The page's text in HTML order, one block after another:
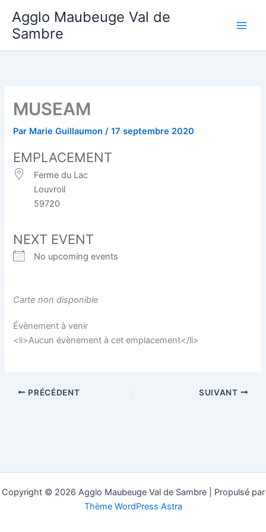
contenu
Agglo Maubeuge Val de
Sambre
MUSEAM
Par Marie Guillaumon/17 septembre 2020
EMPLACEMENT
Ferme du Lac
Louvroil
59720
NEXT EVENT
No upcoming events
Carte non disponible
Évènement à venir
<li>Aucun évènement à cet emplacement</li>
PRÉCÉDENT SUIVANT
Copyright © 2026 Agglo Maubeuge Val de Sambre | Propulsé par
Thème WordPress Astra